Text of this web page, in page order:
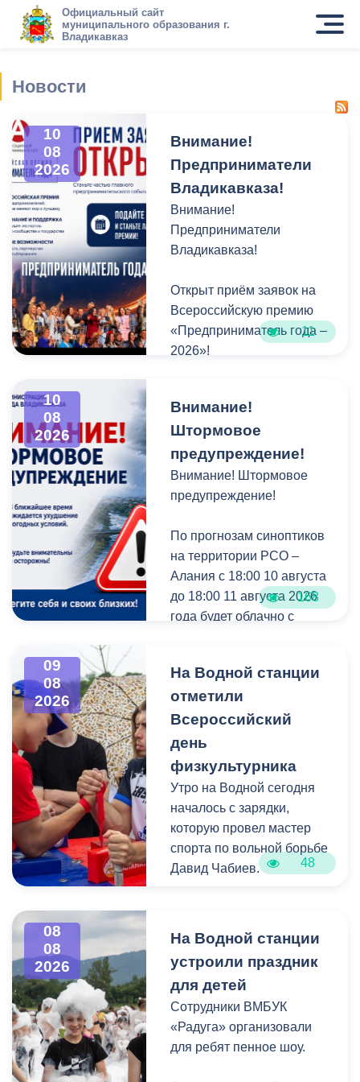
Официальный сайт
муниципального образования г.
Владикавказ
Новости
10
08
2026
Внимание!
Предприниматели
Владикавказа!
Внимание!
Предприниматели
Владикавказа!
Открыт приём заявок на
Всероссийскую премию
«Предприниматель года –
2026»!
• самозанятые,
• малый и средний
бизнес,
• крупные компании.
которых новые:
«Беспилотные системы»,
«СВОй бизнес»,
«Традиционное ремесло»,
«Креативная индустрия»,
туризма».
Почему стоит подать
- Всероссийское
признание,
- Нетворкинг с лидерами
рынка,
- Оценка от ведущих
предпринимателей РФ,
(включая зарубежье).
Оценка идёт по шести
ключевым индексам: рост,
узнаваемость, инновации,
продажи, социальная
ответственность и
11
10
08
2026
Внимание!
Штормовое
предупреждение!
Внимание! Штормовое
предупреждение!
По прогнозам синоптиков
на территории РСО –
Алания с 18:00 10 августа
до 18:00 11 августа 2026
года будет облачно с
в отдельных районах
сильный, гроза. Ветер при
грозе местами с
усилением 20-25 м-с.
168
09
08
2026
На Водной станции
отметили
Всероссийский
день
физкультурника
Утро на Водной сегодня
началось с зарядки,
которую провел мастер
спорта по вольной борьбе
Давид Чабиев.
волейбол, стритбол,
баскетбол, метание ножей,
стретчинг, мас-рестлинг и
стрельбу из лука. Для
ценителей активного
досуга также были
48
08
08
2026
На Водной станции
устроили праздник
для детей
Сотрудники ВМБУК
«Радуга» организовали
для ребят пенное шоу.